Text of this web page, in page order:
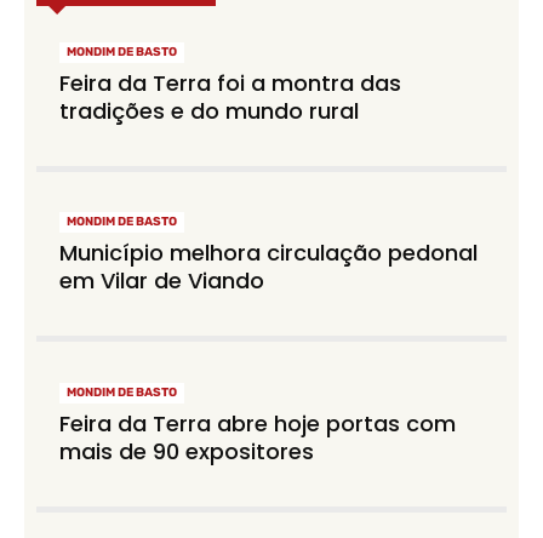
MONDIM DE BASTO
Feira da Terra foi a montra das
tradições e do mundo rural
MONDIM DE BASTO
Município melhora circulação pedonal
em Vilar de Viando
MONDIM DE BASTO
Feira da Terra abre hoje portas com
mais de 90 expositores